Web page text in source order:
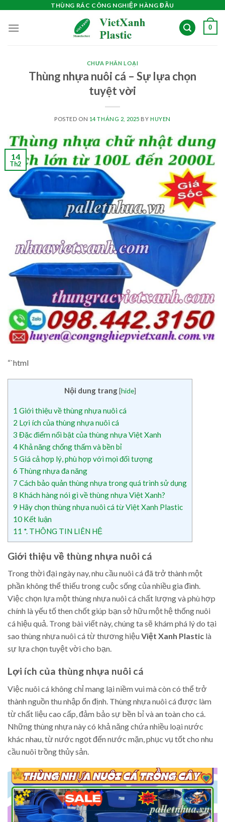
content
THÙNG RÁC CÔNG NGHIỆP HÀNG ĐẦU
0
CHƯA PHÂN LOẠI
Thùng nhựa nuôi cá – Sự lựa chọn
tuyệt vời
POSTED ON 14 THÁNG 2, 2025 BY HUYEN
14
Th2
“`html
Nội dung trang [hide]
1 Giới thiệu về thùng nhựa nuôi cá
2 Lợi ích của thùng nhựa nuôi cá
3 Đặc điểm nổi bật của thùng nhựa Việt Xanh
4 Khả năng chống thấm và bền bỉ
5 Giá cả hợp lý, phù hợp với mọi đối tượng
6 Thùng nhựa đa năng
7 Cách bảo quản thùng nhựa trong quá trình sử dụng
8 Khách hàng nói gì về thùng nhựa Việt Xanh?
9 Hãy chọn thùng nhựa nuôi cá từ Việt Xanh Plastic
10 Kết luận
11 *. THÔNG TIN LIÊN HỆ
Giới thiệu về thùng nhựa nuôi cá
Trong thời đại ngày nay, nhu cầu nuôi cá đã trở thành một
phần không thể thiếu trong cuộc sống của nhiều gia đình.
Việc chọn lựa một thùng nhựa nuôi cá chất lượng và phù hợp
chính là yếu tố then chốt giúp bạn sở hữu một hệ thống nuôi
cá hiệu quả. Trong bài viết này, chúng ta sẽ khám phá lý do tại
sao thùng nhựa nuôi cá từ thương hiệuViệt Xanh Plastic là
sự lựa chọn tuyệt vời cho bạn.
Lợi ích của thùng nhựa nuôi cá
Việc nuôi cá không chỉ mang lại niềm vui mà còn có thể trở
thành nguồn thu nhập ổn định. Thùng nhựa nuôi cá được làm
từ chất liệu cao cấp, đảm bảo sự bền bỉ và an toàn cho cá.
Những thùng nhựa này có khả năng chứa nhiều loại nước
khác nhau, từ nước ngọt đến nước mặn, phục vụ tốt cho nhu
cầu nuôi trồng thủy sản.